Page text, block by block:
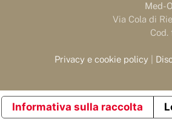
Med-
Via Cola di
Privacy e cookie policy
Informativa sulla raccolta